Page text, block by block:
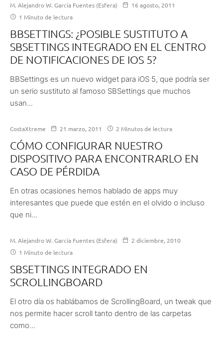
M. Alejandro W. García Fuentes (Esfera)
16 agosto, 2011
1 Minuto de lectura
BBSETTINGS: ¿POSIBLE SUSTITUTO A
SBSETTINGS INTEGRADO EN EL CENTRO
DE NOTIFICACIONES DE IOS 5?
BBSettings es un nuevo widget para iOS 5, que podría ser
un serio sustituto al famoso SBSettings que muchos
usan...
CostaXtreme 21 marzo, 2011 2 Minutos de lectura
CÓMO CONFIGURAR NUESTRO
DISPOSITIVO PARA ENCONTRARLO EN
CASO DE PÉRDIDA
En otras ocasiones hemos hablado de apps muy
interesantes que puede que estén en el olvido o incluso
que ni...
M. Alejandro W. García Fuentes (Esfera)
2 diciembre, 2010
1 Minuto de lectura
SBSETTINGS INTEGRADO EN
SCROLLINGBOARD
El otro día os hablábamos de ScrollingBoard, un tweak que
nos permite hacer scroll tanto dentro de las carpetas
como...